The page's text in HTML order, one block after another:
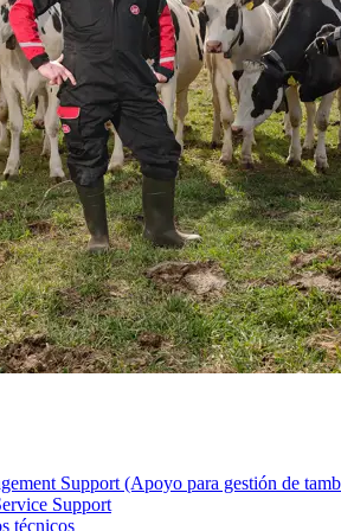
Support (Apoyo para gestión de
Support
técnicos